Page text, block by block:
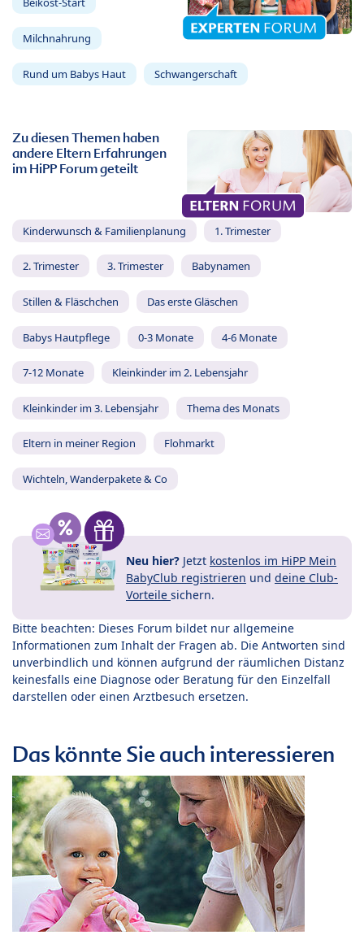
Milchnahrung
Rund um Babys Haut Schwangerschaft
Zu diesen Themen haben
andere Eltern Erfahrungen
im HiPP Forum geteilt
Kinderwunsch & Familienplanung 1. Trimester
2. Trimester 3. Trimester Babynamen
Stillen & Fläschchen Das erste Gläschen
Babys Hautpflege 0-3 Monate 4-6 Monate
7-12 Monate Kleinkinder im 2. Lebensjahr
Kleinkinder im 3. Lebensjahr Thema des Monats
Eltern in meiner Region Flohmarkt
Wichteln, Wanderpakete & Co
Neu hier? Jetzt kostenlos im HiPP Mein
BabyClub registrieren und deine Club-
Vorteile sichern.
Bitte beachten: Dieses Forum bildet nur allgemeine
Informationen zum Inhalt der Fragen ab. Die Antworten sind
unverbindlich und können aufgrund der räumlichen Distanz
keinesfalls eine Diagnose oder Beratung für den Einzelfall
darstellen oder einen Arztbesuch ersetzen.
Das könnte Sie auch interessieren